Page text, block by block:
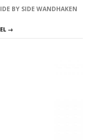
BY SIDE WANDHAKEN
→